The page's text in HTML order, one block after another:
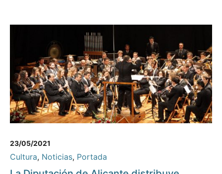
23/05/2021
Cultura, Noticias, Portada